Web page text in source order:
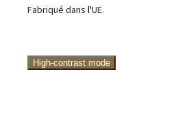
Fabriqué dans l'UE.
High-contrast mode